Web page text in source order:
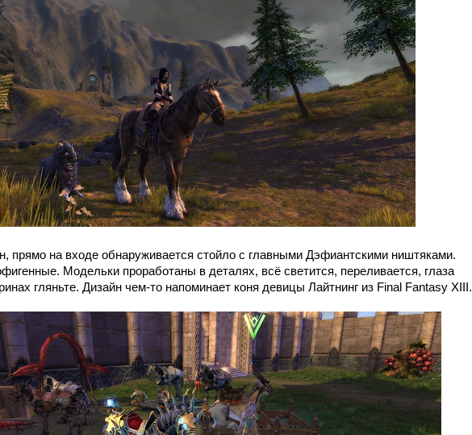
прямо на входе обнаруживается стойло с главными Дэфиантскими ништяками.
Модельки проработаны в деталях, всё светится, переливается, глаза
гляньте. Дизайн чем-то напоминает коня девицы Лайтнинг из Final Fantasy XIII.